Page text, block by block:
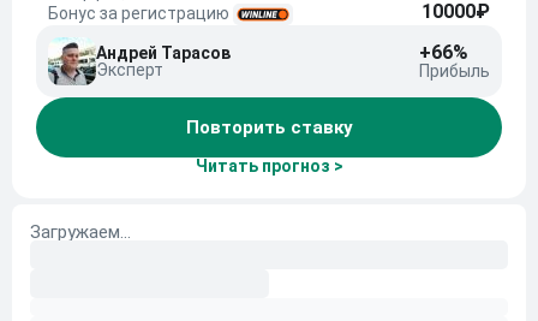
Бонус за регистрацию 10000₽
Андрей Тарасов
Эксперт
+66%
Прибыль
Повторить ставку
Читать прогноз >